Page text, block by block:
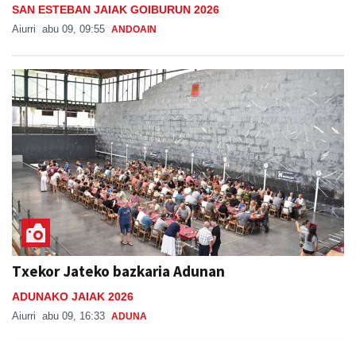
SAN ESTEBAN JAIAK GOIBURUN 2026
Aiurri abu 09, 09:55 ANDOAIN
Txekor Jateko bazkaria Adunan
ADUNAKO JAIAK 2026
Aiurri abu 09, 16:33 ADUNA